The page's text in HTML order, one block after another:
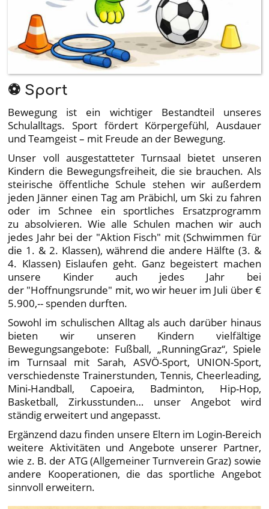
⚽ Sport
Bewegung ist ein wichtiger Bestandteil unseres
Schulalltags. Sport fördert Körpergefühl, Ausdauer
und Teamgeist – mit Freude an der Bewegung.
Unser voll ausgestatteter Turnsaal bietet unseren
Kindern die Bewegungsfreiheit, die sie brauchen. Als
steirische öffentliche Schule stehen wir außerdem
jeden Jänner einen Tag am Präbichl, um Ski zu fahren
oder im Schnee ein sportliches Ersatzprogramm
zu absolvieren. Wie alle Schulen machen wir auch
jedes Jahr bei der "Aktion Fisch" mit (Schwimmen für
die 1. & 2. Klassen), während die andere Hälfte (3. &
4. Klassen) Eislaufen geht. Ganz begeistert machen
unsere Kinder auch jedes Jahr bei
der "Hoffnungsrunde" mit, wo wir heuer im Juli über €
5.900,-- spenden durften.
Sowohl im schulischen Alltag als auch darüber hinaus
bieten wir unseren Kindern vielfältige
Bewegungsangebote: Fußball, „RunningGraz“, Spiele
im Turnsaal mit Sarah, ASVÖ-Sport, UNION-Sport,
verschiedenste Trainerstunden, Tennis, Cheerleading,
Mini-Handball, Capoeira, Badminton, Hip-Hop,
Basketball, Zirkusstunden… unser Angebot wird
ständig erweitert und angepasst.
Ergänzend dazu finden unsere Eltern im Login-Bereich
weitere Aktivitäten und Angebote unserer Partner,
wie z. B. der ATG (Allgemeiner Turnverein Graz) sowie
andere Kooperationen, die das sportliche Angebot
sinnvoll erweitern.